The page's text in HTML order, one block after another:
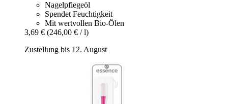
Nagelpflegeöl
Spendet Feuchtigkeit
Mit wertvollen Bio-Ölen
3,69 € (246,00 € / l)
Zustellung bis 12. August